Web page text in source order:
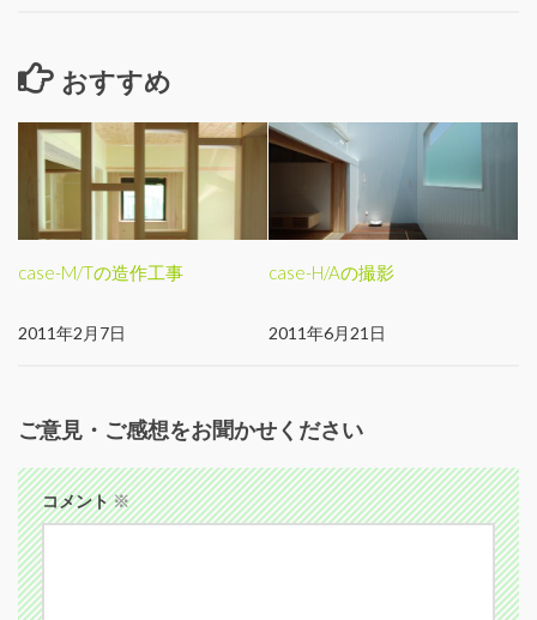
おすすめ
case-M/Tの造作工事
2011年2月7日
case-H/Aの撮影
2011年6月21日
ご意見・ご感想をお聞かせください
コメント※